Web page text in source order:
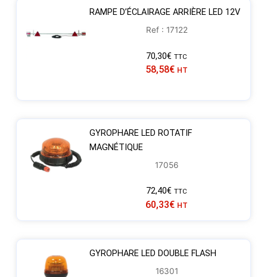
RAMPE D’ÉCLAIRAGE ARRIÈRE LED 12V
Ref : 17122
70,30€ TTC
58,58€ HT
GYROPHARE LED ROTATIF
MAGNÉTIQUE
17056
72,40€ TTC
60,33€ HT
GYROPHARE LED DOUBLE FLASH
16301